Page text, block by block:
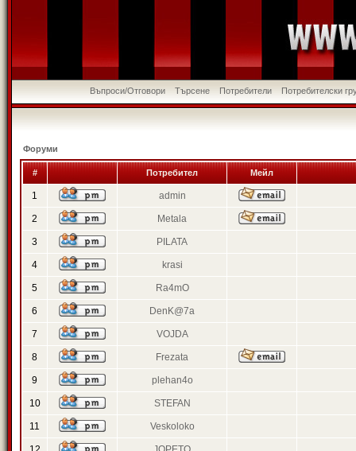
Въпроси/Отговори Търсене Потребители Потребителски
Форуми
# Потребител Мейл
1 admin
2 Metala
3 PILATA
4 krasi
5 Ra4mO
6 DenK@7a
7 VOJDA
8 Frezata
9 plehan4o
10 STEFAN
11 Veskoloko